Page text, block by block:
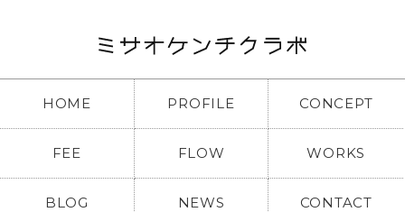
HOME PROFILE CONCEPT
FEE FLOW WORKS
BLOG NEWS CONTACT